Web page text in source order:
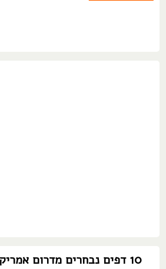
10 דפים נבחרים מדרום אמריקה